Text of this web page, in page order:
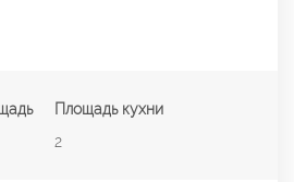
Площадь кухни
2